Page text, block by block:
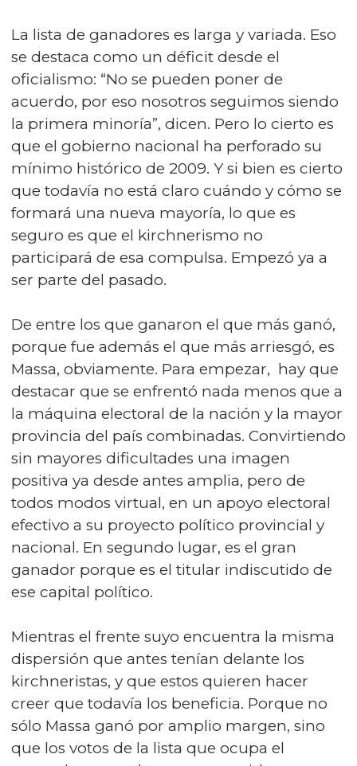
La lista de ganadores es larga y variada. Eso
se destaca como un déficit desde el
oficialismo: “No se pueden poner de
acuerdo, por eso nosotros seguimos siendo
la primera minoría”, dicen. Pero lo cierto es
que el gobierno nacional ha perforado su
mínimo histórico de 2009. Y si bien es cierto
que todavía no está claro cuándo y cómo se
formará una nueva mayoría, lo que es
seguro es que el kirchnerismo no
participará de esa compulsa. Empezó ya a
ser parte del pasado.
De entre los que ganaron el que más ganó,
porque fue además el que más arriesgó, es
Massa, obviamente. Para empezar, hay que
destacar que se enfrentó nada menos que a
la máquina electoral de la nación y la mayor
provincia del país combinadas. Convirtiendo
sin mayores dificultades una imagen
positiva ya desde antes amplia, pero de
todos modos virtual, en un apoyo electoral
efectivo a su proyecto político provincial y
nacional. En segundo lugar, es el gran
ganador porque es el titular indiscutido de
ese capital político.
Mientras el frente suyo encuentra la misma
dispersión que antes tenían delante los
kirchneristas, y que estos quieren hacer
creer que todavía los beneficia. Porque no
sólo Massa ganó por amplio margen, sino
que los votos de la lista que ocupa el